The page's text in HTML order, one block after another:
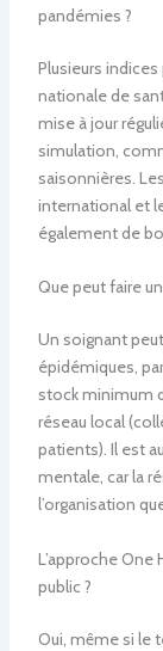
pandémies ?
Plusieurs
nationale de
mise à jour
simulation,
saisonnières.
international et
également de
Que peut faire
Un soignant
épidémiques,
stock minimum
réseau local
patients). Il est
mentale, car la
l’organisation
L’approche
public ?
Oui, même si le